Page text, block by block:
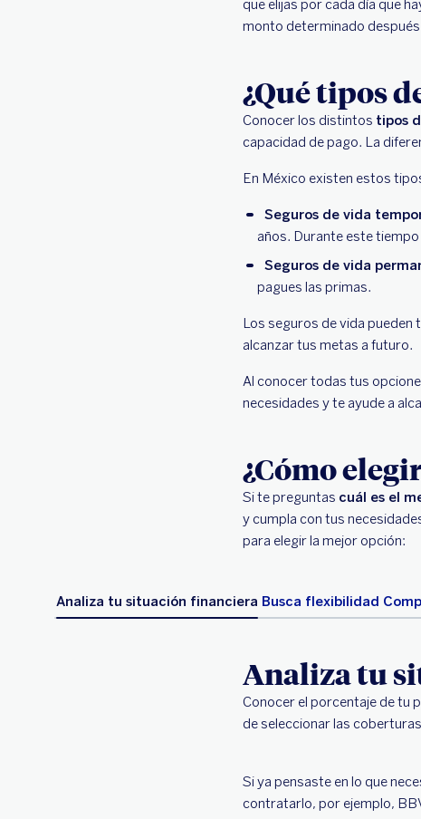
que elijas por cada día que
monto determinado
¿Qué tipos
Conocer los distintos tipos
capacidad de pago. La
En México existen estos
Seguros de vida
años. Durante este
Seguros de vida
pagues las primas.
Los seguros de vida pueden
alcanzar tus metas a futuro.
Al conocer todas tus
necesidades y te ayude a
¿Cómo
Si te preguntas cuál es el
y cumpla con tus
para elegir la mejor opción:
Analiza tu situación financiera Busca flexibilidad
Analiza tu
Conocer el porcentaje de tu
de seleccionar las
Si ya pensaste en lo que
contratarlo, por ejemplo,